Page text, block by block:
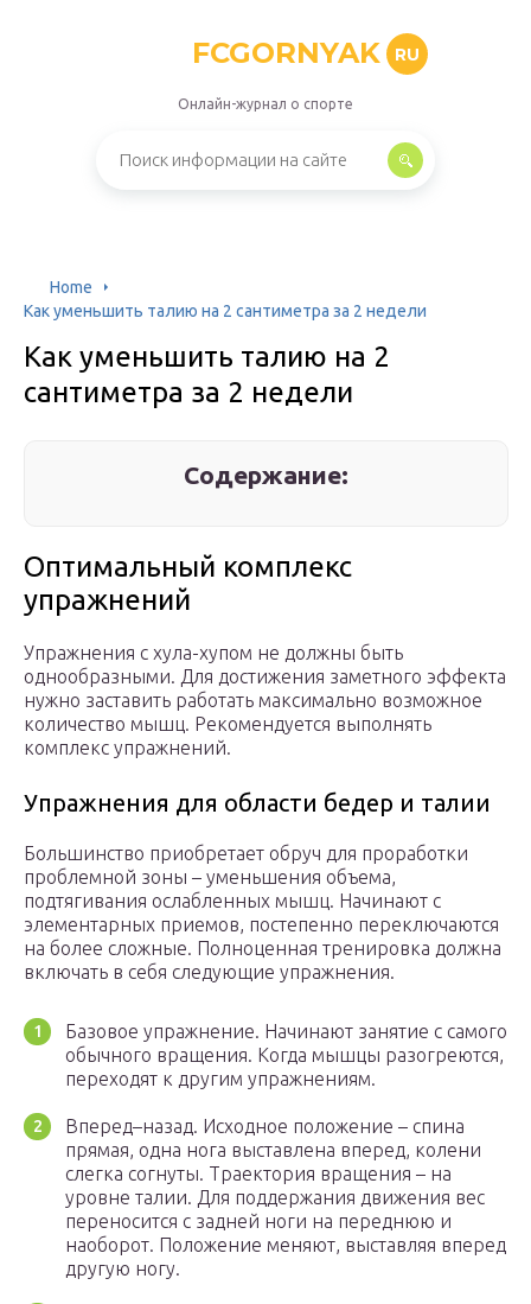
FCGORNYAK RU
Онлайн-журнал о спорте
Home
Как уменьшить талию на 2 сантиметра за 2 недели
Как уменьшить талию на 2
сантиметра за 2 недели
Содержание:
Оптимальный комплекс
упражнений
Упражнения с хула-хупом не должны быть
однообразными. Для достижения заметного эффекта
нужно заставить работать максимально возможное
количество мышц. Рекомендуется выполнять
комплекс упражнений.
Упражнения для области бедер и талии
Большинство приобретает обруч для проработки
проблемной зоны – уменьшения объема,
подтягивания ослабленных мышц. Начинают с
элементарных приемов, постепенно переключаются
на более сложные. Полноценная тренировка должна
включать в себя следующие упражнения.
Базовое упражнение. Начинают занятие с самого
обычного вращения. Когда мышцы разогреются,
переходят к другим упражнениям.
Вперед–назад. Исходное положение – спина
прямая, одна нога выставлена вперед, колени
слегка согнуты. Траектория вращения – на
уровне талии. Для поддержания движения вес
переносится с задней ноги на переднюю и
наоборот. Положение меняют, выставляя вперед
другую ногу.